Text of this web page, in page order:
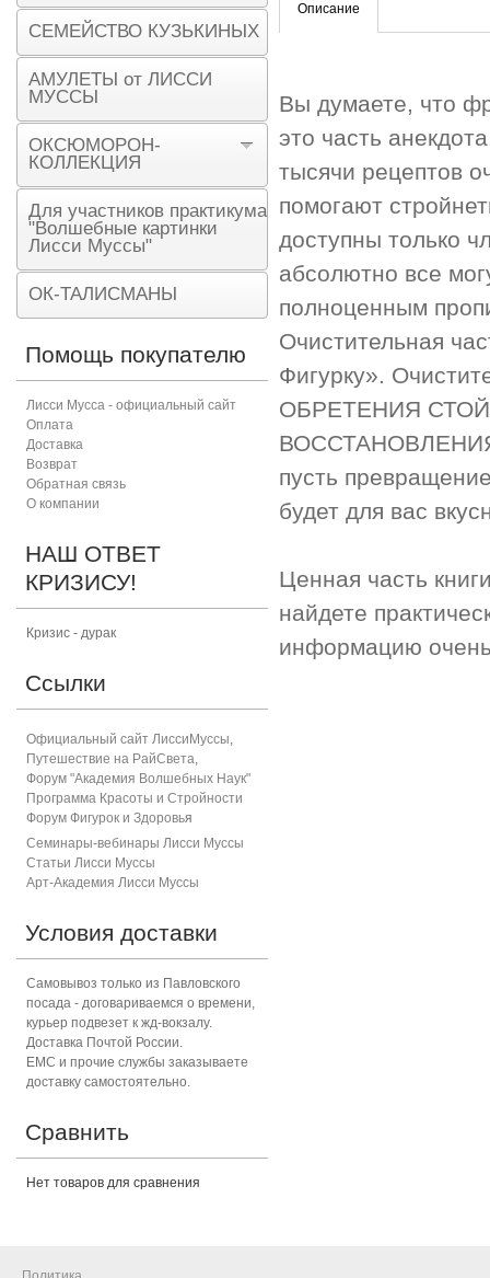
Описание
Вы думаете, что
это часть
тысячи рецептов
помогают
доступны только
абсолютно все
полноценным
Очистительная
Фигурку».
ОБРЕТЕНИЯ
ВОССТАНОВЛЕНИЯ
пусть
будет для вас
Ценная часть
найдете
информацию
СЕМЕЙСТВО КУЗЬКИНЫХ
АМУЛЕТЫ от ЛИССИ
МУССЫ
ОКСЮМОРОН-
КОЛЛЕКЦИЯ
Для участников практикума
"Волшебные картинки
Лисси Муссы"
ОК-ТАЛИСМАНЫ
Помощь покупателю
Лисси Мусса - официальный сайт
Оплата
Доставка
Возврат
Обратная связь
О компании
НАШ ОТВЕТ
КРИЗИСУ!
Кризис - дурак
Ссылки
Официальный сайт ЛиссиМуссы,
Путешествие на РайСвета,
Форум "Академия Волшебных Наук"
Программа Красоты и Стройности
Форум Фигурок и Здоровья
Семинары-вебинары Лисси Муссы
Статьи Лисси Муссы
Арт-Академия Лисси Муссы
Условия доставки
Самовывоз только из Павловского
посада - договариваемся о времени,
курьер подвезет к жд-вокзалу.
Доставка Почтой России.
ЕМС и прочие службы заказываете
доставку самостоятельно.
Сравнить
Нет товаров для сравнения